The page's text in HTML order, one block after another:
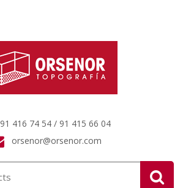
91 416 74 54 / 91 415 66 04
orsenor@orsenor.com